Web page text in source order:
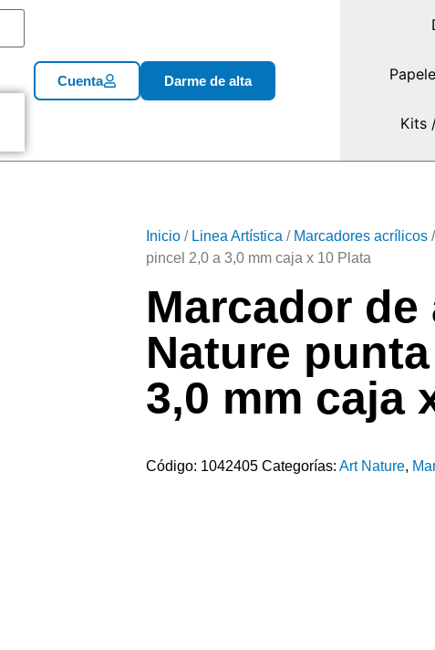
Cuenta Darme de alta
Kits
Inicio / Linea Artística / Marcadores acrílicos
pincel 2,0 a 3,0 mm caja x 10 Plata
Marcador
Nature
3,0 mm caja
Código: 1042405 Categorías: Art Nature,